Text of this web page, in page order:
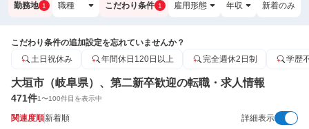
勤務地 1 職種 こだわり条件 1 雇用形態 年収 新着のみ
こだわり条件の追加設定を忘れていませんか？
土日祝休み
年間休日120日以上 完全週休2日制 学歴
大垣市（岐阜県）、第二新卒歓迎の転職・求人情報
471件1〜100件目を表示中
関連度順新着順 詳細表示